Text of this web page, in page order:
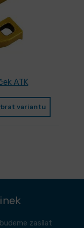
ATK
variantu
zasílat